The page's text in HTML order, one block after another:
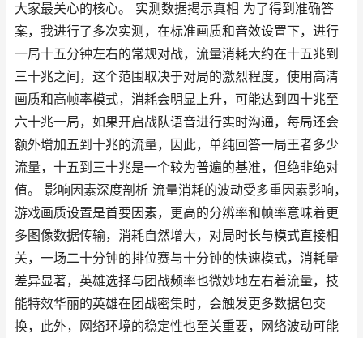
大家最关心的核心。 实测数据揭示真相 为了得到准确答
案，我进行了多次实测，在标准画质和音效设置下，进行
一局十五分钟左右的常规对战，流量消耗大约在十五兆到
三十兆之间，这个范围取决于对局的激烈程度，使用高清
画质和高帧率模式，消耗会明显上升，可能达到四十兆至
六十兆一局，如果开启战队语音进行实时沟通，每局还会
额外增加五到十兆的流量，因此，单纯回答一局王者多少
流量，十五到三十兆是一个较为普遍的基准，但绝非绝对
值。 影响因素深度剖析 流量消耗的波动受多重因素影响，
游戏画质设置是首要因素，更高的分辨率和帧率意味着更
多图像数据传输，消耗自然增大，对局时长与模式直接相
关，一场二十分钟的排位赛与十分钟的快速模式，消耗量
差异显著，英雄选择与团战频率也微妙地左右着流量，技
能特效华丽的英雄在团战密集时，会触发更多数据包交
换，此外，网络环境的稳定性也至关重要，网络波动可能